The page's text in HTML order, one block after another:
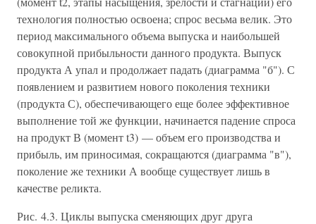
технология полностью освоена; спрос весьма велик. Это
период максимального объема выпуска и наибольшей
совокупной прибыльности данного продукта. Выпуск
продукта А упал и продолжает падать (диаграмма "б"). С
появлением и развитием нового поколения техники
(продукта С), обеспечивающего еще более эффективное
выполнение той же функции, начинается падение спроса
на продукт В (момент t3) — объем его производства и
прибыль, им приносимая, сокращаются (диаграмма "в"),
поколение же техники А вообще существует лишь в
качестве реликта.
Рис. 4.3. Циклы выпуска сменяющих друг друга